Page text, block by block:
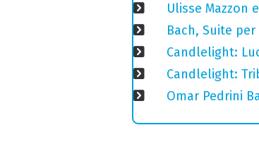
Ulisse Mazzon
Bach, Suite
Candlelight:
Candlelight:
Omar Pedrini